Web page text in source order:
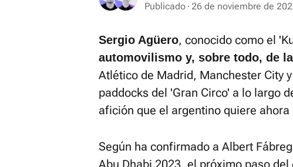
Publicado 26 de noviembre de
Sergio Agüero, conocido como el
automovilismo y, sobre todo, de la
Atlético de Madrid, Manchester City
paddocks del 'Gran Circo' a lo largo
afición que el argentino quiere ahora
Según ha confirmado a Albert
Abu Dhabi 2023, el próximo paso